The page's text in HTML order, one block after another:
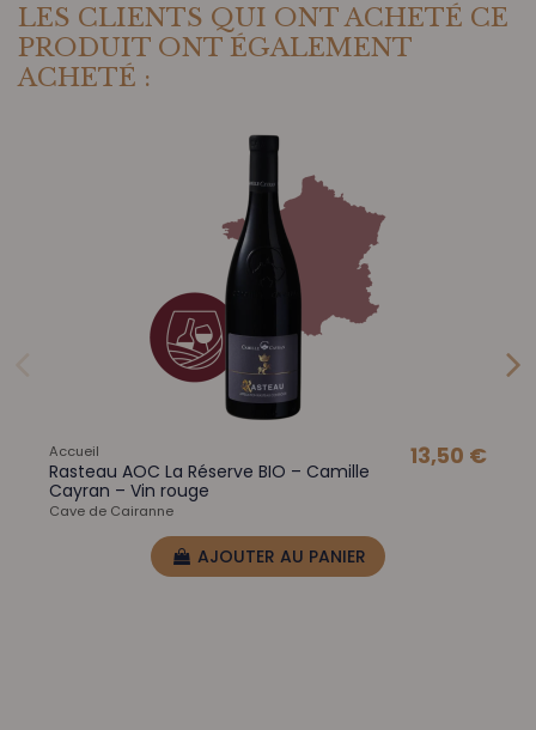
LES CLIENTS QUI ONT ACHETÉ CE
PRODUIT ONT ÉGALEMENT
ACHETÉ :
Accueil
Rasteau AOC La Réserve BIO – Camille
Cayran – Vin rouge
Cave de Cairanne
13,50 €
AJOUTER AU PANIER